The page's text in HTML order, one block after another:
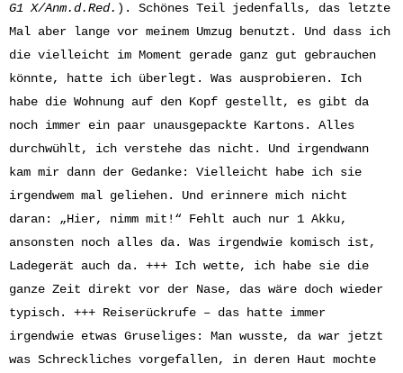
G1 X/Anm.d.Red. ). Schönes Teil jedenfalls, das letzte
Mal aber lange vor meinem Umzug benutzt. Und dass ich
die vielleicht im Moment gerade ganz gut gebrauchen
könnte, hatte ich überlegt. Was ausprobieren. Ich
habe die Wohnung auf den Kopf gestellt, es gibt da
noch immer ein paar unausgepackte Kartons. Alles
durchwühlt, ich verstehe das nicht. Und irgendwann
kam mir dann der Gedanke: Vielleicht habe ich sie
irgendwem mal geliehen. Und erinnere mich nicht
daran: „Hier, nimm mit!“ Fehlt auch nur 1 Akku,
ansonsten noch alles da. Was irgendwie komisch ist,
Ladegerät auch da. +++ Ich wette, ich habe sie die
ganze Zeit direkt vor der Nase, das wäre doch wieder
typisch. +++ Reiserückrufe – das hatte immer
irgendwie etwas Gruseliges: Man wusste, da war jetzt
was Schreckliches vorgefallen, in deren Haut mochte